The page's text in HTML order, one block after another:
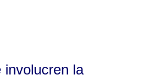
involucren la